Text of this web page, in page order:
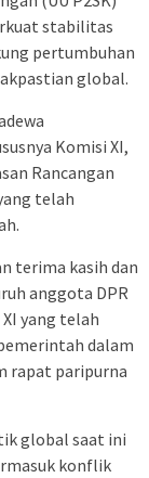
stabilitas
pertumbuhan
global.
Komisi XI,
Rancangan
telah
terima kasih dan
anggota DPR
yang telah
dalam
rapat paripurna
global saat ini
konflik